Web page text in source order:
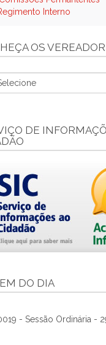
Interno
OS
DE
DO DIA
- Sessão Ordinária -